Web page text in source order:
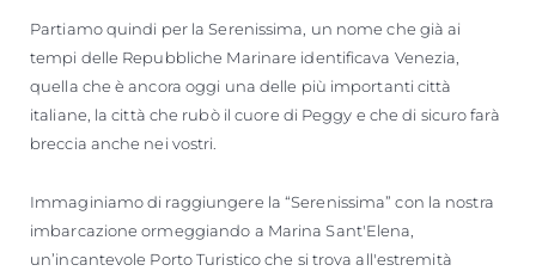
Partiamo quindi per la Serenissima, un nome che già ai
tempi delle Repubbliche Marinare identificava Venezia,
quella che è ancora oggi una delle più importanti città
italiane, la città che rubò il cuore di Peggy e che di sicuro farà
breccia anche nei vostri.
Immaginiamo di raggiungere la “Serenissima” con la nostra
imbarcazione ormeggiando a Marina Sant'Elena,
un’incantevole Porto Turistico che si trova all'estremità